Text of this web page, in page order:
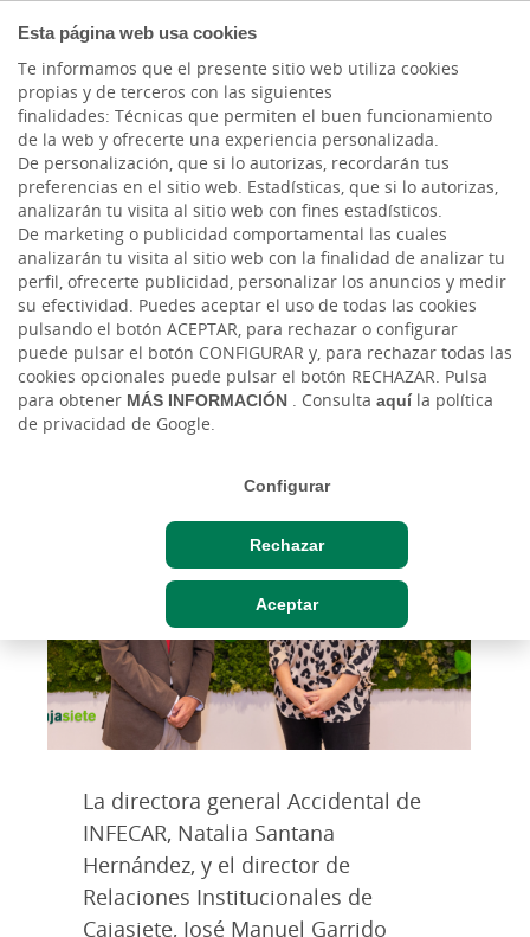
Esta página web usa cookies
Te informamos que el presente sitio web utiliza cookies
propias y de terceros con las siguientes
finalidades: Técnicas que permiten el buen funcionamiento
de la web y ofrecerte una experiencia personalizada.
De personalización, que si lo autorizas, recordarán tus
preferencias en el sitio web. Estadísticas, que si lo autorizas,
analizarán tu visita al sitio web con fines estadísticos.
De marketing o publicidad comportamental las cuales
analizarán tu visita al sitio web con la finalidad de analizar tu
perfil, ofrecerte publicidad, personalizar los anuncios y medir
su efectividad. Puedes aceptar el uso de todas las cookies
pulsando el botón ACEPTAR, para rechazar o configurar
puede pulsar el botón CONFIGURAR y, para rechazar todas las
cookies opcionales puede pulsar el botón RECHAZAR. Pulsa
para obtener MÁS INFORMACIÓN . Consulta aquíla política
de privacidad de Google.
Configurar
Rechazar
Aceptar
Actualidad
Las iniciativas que
visiten INFECAR este
2022 contarán con el
apoyo de Cajasiete
Jue, 10/03/2022 - 12:00
La directora general Accidental de
INFECAR, Natalia Santana
Hernández, y el director de
Relaciones Institucionales de
Cajasiete, José Manuel Garrido